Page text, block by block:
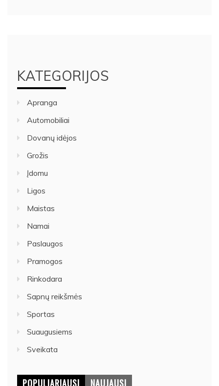
KATEGORIJOS
Apranga
Automobiliai
Dovanų idėjos
Grožis
Įdomu
Ligos
Maistas
Namai
Paslaugos
Pramogos
Rinkodara
Sapnų reikšmės
Sportas
Suaugusiems
Sveikata
POPULIARIAUSI NAUJAUSI